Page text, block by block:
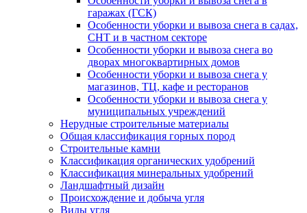
гаражах (ГСК)
Особенности уборки и вывоза снега в садах,
СНТ и в частном секторе
Особенности уборки и вывоза снега во
дворах многоквартирных домов
Особенности уборки и вывоза снега у
магазинов, ТЦ, кафе и ресторанов
Особенности уборки и вывоза снега у
муниципальных учреждений
Нерудные строительные материалы
Общая классификация горных пород
Строительные камни
Классификация органических удобрений
Классификация минеральных удобрений
Ландшафтный дизайн
Происхождение и добыча угля
Виды угля